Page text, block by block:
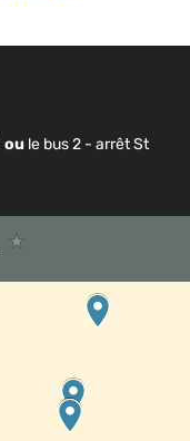
ou le bus 2 - arrêt St